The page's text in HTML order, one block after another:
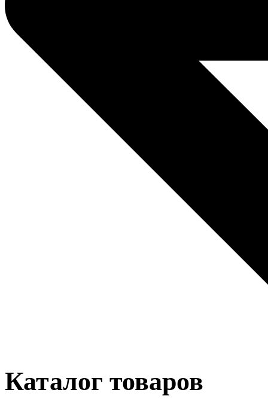
Каталог товаров